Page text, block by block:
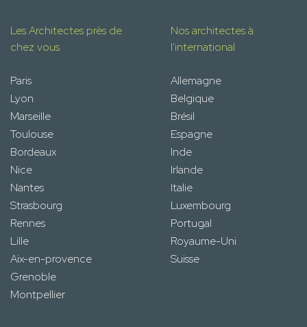
Les Architectes près de
chez vous
Paris
Lyon
Marseille
Toulouse
Bordeaux
Nice
Nantes
Strasbourg
Rennes
Lille
Aix-en-provence
Grenoble
Montpellier
Nos architectes à
l'international
Allemagne
Belgique
Brésil
Espagne
Inde
Irlande
Italie
Luxembourg
Portugal
Royaume-Uni
Suisse